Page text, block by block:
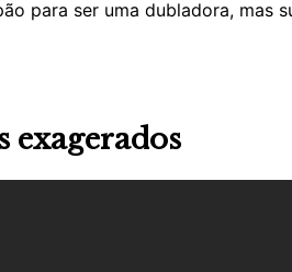
para ser uma dubladora, mas
exagerados